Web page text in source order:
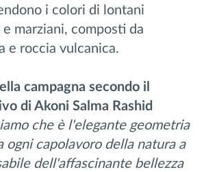
i colori di lontani
e marziani, composti da
e roccia vulcanica.
campagna secondo il
di Akoni Salma Rashid
che è l'elegante geometria
ogni capolavoro della natura a
dell'affascinante bellezza